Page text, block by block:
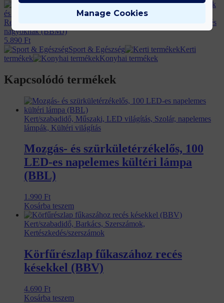
Retro Kresz teszt társasjáték – közlekedési oktató játék kicsiknek és
nagyoknak (BBMJ)
5.890 Ft
Sport & Egészség
Kerti
termékek
Konyhai termékek
Kapcsolódó termékek
Kert/szabadidő, Műszaki, LED világítás, Szolár, napelemes
lámpák, Kültéri világítás
Mozgás- és szürkületérzékelős, 100
LED-es napelemes kültéri lámpa
(BBL)
1.990 Ft
Kosárba teszem
Kert/szabadidő, Barkács, Szerszámok,
Kertészkedés/szerszámok
Körfűrészlap fűkaszához recés
késekkel (BBV)
4.690 Ft
Kosárba teszem
Manage Cookies